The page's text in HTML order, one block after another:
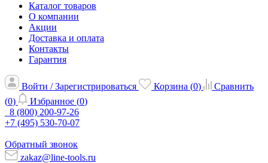
Каталог товаров
О компании
Акции
Доставка и оплата
Контакты
Гарантия
Войти / Зарегистрироваться Корзина (0)
Сравнить
(0) Избранное (0)
8 (800) 200-97-26
+7 (495) 530-70-07
Обратный звонок
zakaz@line-tools.ru